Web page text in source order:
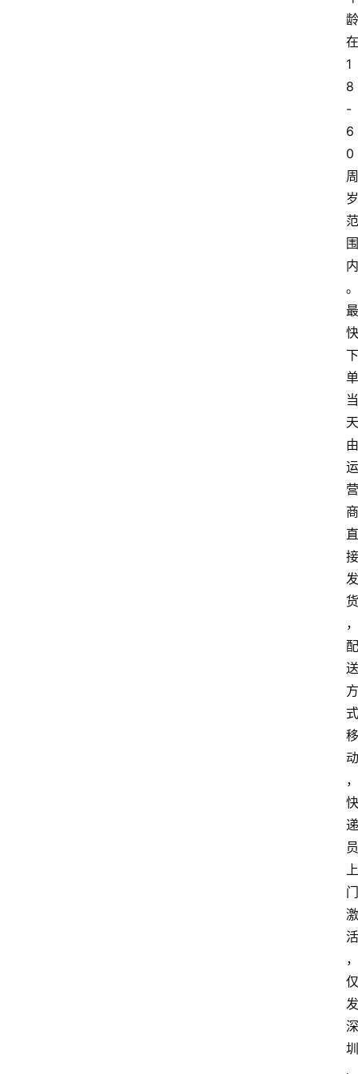
龄
在
1
8
-
6
0
周
岁
范
围
内
。
最
快
下
单
当
天
由
运
营
商
直
接
发
货
，
配
送
方
式
移
动
，
快
递
员
上
门
激
活
，
仅
发
深
圳
、